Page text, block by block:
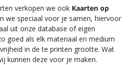
verkopen we ook Kaarten op
we speciaal voor je samen, hiervoor
uit onze database of eigen
goed als elk materiaal en medium
in de te printen grootte. Wat
kunnen deze voor je maken.